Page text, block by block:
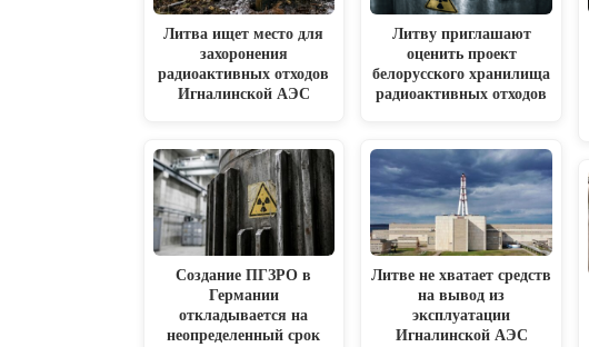
Литва ищет место для
захоронения
радиоактивных отходов
Игналинской АЭС
Создание ПГЗРО в
Германии
откладывается на
неопределенный срок
Литву приглашают
оценить проект
белорусского хранилища
радиоактивных отходов
Литве не хватает средств
на вывод из
эксплуатации
Игналинской АЭС